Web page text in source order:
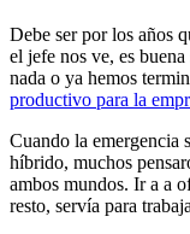
Debe ser por los años
el jefe nos ve, es
nada o ya hemos
productivo para la
Cuando la emergencia
híbrido, muchos
ambos mundos. Ir a a
resto, servía para